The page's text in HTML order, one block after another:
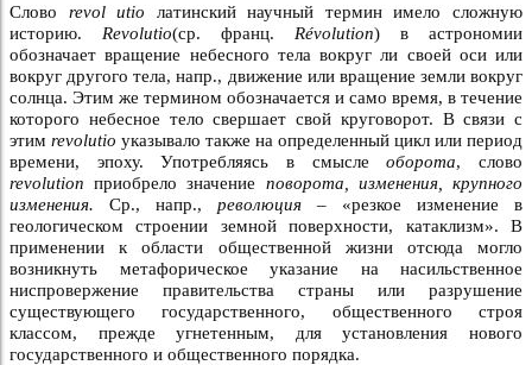
Слово revol utio латинский научный термин имело сложную
историю. Revolutio(ср. франц. Révolution) в астрономии
обозначает вращение небесного тела вокруг ли своей оси или
вокруг другого тела, напр., движение или вращение земли вокруг
солнца. Этим же термином обозначается и само время, в течение
которого небесное тело свершает свой круговорот. В связи с
этим revolutio указывало также на определенный цикл или период
времени, эпоху. Употребляясь в смыслеоборота, слово
revolution приобрело значение поворота, изменения, крупного
изменения. Ср., напр., революция – «резкое изменение в
геологическом строении земной поверхности, катаклизм». В
применении к области общественной жизни отсюда могло
возникнуть метафорическое указание на насильственное
ниспровержение правительства страны или разрушение
существующего государственного, общественного строя
классом, прежде угнетенным, для установления нового
государственного и общественного порядка.